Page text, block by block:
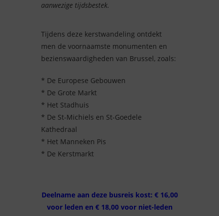
aanwezige tijdsbestek.
Tijdens deze kerstwandeling ontdekt
men de voornaamste monumenten en
bezienswaardigheden van Brussel, zoals:
* De Europese Gebouwen
* De Grote Markt
* Het Stadhuis
* De St-Michiels en St-Goedele
Kathedraal
* Het Manneken Pis
* De Kerstmarkt
Deelname aan deze busreis kost: € 16,00
voor leden en € 18,00 voor niet-leden